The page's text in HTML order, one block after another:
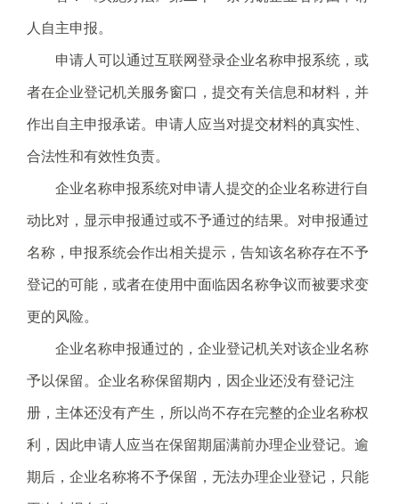
人自主申报。
申请人可以通过互联网登录企业名称申报系统，或
者在企业登记机关服务窗口，提交有关信息和材料，并
作出自主申报承诺。申请人应当对提交材料的真实性、
合法性和有效性负责。
企业名称申报系统对申请人提交的企业名称进行自
动比对，显示申报通过或不予通过的结果。对申报通过
名称，申报系统会作出相关提示，告知该名称存在不予
登记的可能，或者在使用中面临因名称争议而被要求变
更的风险。
企业名称申报通过的，企业登记机关对该企业名称
予以保留。企业名称保留期内，因企业还没有登记注
册，主体还没有产生，所以尚不存在完整的企业名称权
利，因此申请人应当在保留期届满前办理企业登记。逾
期后，企业名称将不予保留，无法办理企业登记，只能